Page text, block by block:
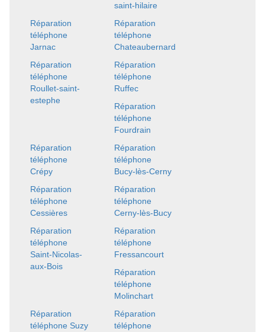
saint-hilaire
Réparation
téléphone
Jarnac
Réparation
téléphone
Chateaubernard
Réparation
téléphone
Roullet-saint-
estephe
Réparation
téléphone
Ruffec
Réparation
téléphone
Fourdrain
Réparation
téléphone
Crépy
Réparation
téléphone
Bucy-lès-Cerny
Réparation
téléphone
Cessières
Réparation
téléphone
Cerny-lès-Bucy
Réparation
téléphone
Saint-Nicolas-
aux-Bois
Réparation
téléphone
Fressancourt
Réparation
téléphone
Molinchart
Réparation
téléphone Suzy
Réparation
téléphone